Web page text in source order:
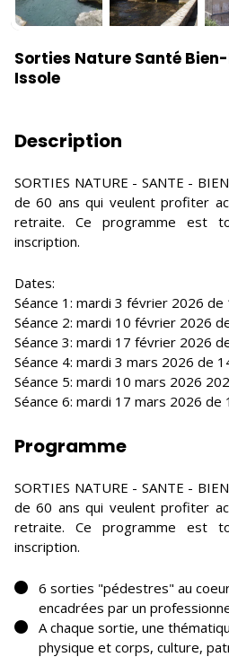
Sorties Nature Santé
Issole
Description
SORTIES NATURE - SANTE -
de 60 ans qui veulent profiter
retraite. Ce programme est
inscription.
Dates:
Séance 1: mardi 3 février 2026 de
Séance 2: mardi 10 février 2026
Séance 3: mardi 17 février 2026
Séance 4: mardi 3 mars 2026 de
Séance 5: mardi 10 mars 2026
Séance 6: mardi 17 mars 2026 de
Programme
SORTIES NATURE - SANTE -
de 60 ans qui veulent profiter
retraite. Ce programme est
inscription.
6 sorties "pédestres" au
encadrées par un
A chaque sortie, une
physique et corps, culture,